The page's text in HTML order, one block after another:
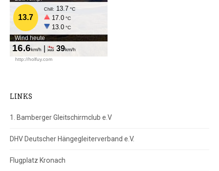
LINKS
1. Bamberger Gleitschirmclub e.V
DHV Deutscher Hängegleiterverband e.V.
Flugplatz Kronach